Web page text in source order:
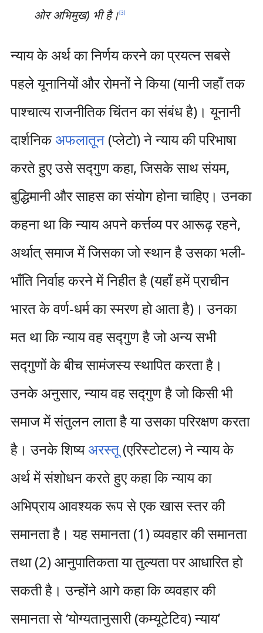
ओर अभिमुख) भी है।[3]
न्याय के अर्थ का निर्णय करने का प्रयत्न सबसे
पहले यूनानियों और रोमनों ने किया (यानी जहाँ तक
पाश्चात्य राजनीतिक चिंतन का संबंध है)। यूनानी
दार्शनिकअफलातून(प्लेटो) ने न्याय की परिभाषा
करते हुए उसे सद्गुण कहा, जिसके साथ संयम,
बुद्धिमानी और साहस का संयोग होना चाहिए। उनका
कहना था कि न्याय अपने कर्त्तव्य पर आरूढ़ रहने,
अर्थात् समाज में जिसका जो स्थान है उसका भली-
भाँति निर्वाह करने में निहीत है (यहाँ हमें प्राचीन
भारत के वर्ण-धर्म का स्मरण हो आता है)। उनका
मत था कि न्याय वह सद्गुण है जो अन्य सभी
सद्गुणों के बीच सामंजस्य स्थापित करता है।
उनके अनुसार, न्याय वह सद्गुण है जो किसी भी
समाज में संतुलन लाता है या उसका परिरक्षण करता
है। उनके शिष्यअरस्तू(एरिस्टोटल) ने न्याय के
अर्थ में संशोधन करते हुए कहा कि न्याय का
अभिप्राय आवश्यक रूप से एक खास स्तर की
समानता है। यह समानता (1) व्यवहार की समानता
तथा (2) आनुपातिकता या तुल्यता पर आधारित हो
सकती है। उन्होंने आगे कहा कि व्यवहार की
समानता से ‘योग्यतानुसारी (कम्यूटेटिव) न्याय’